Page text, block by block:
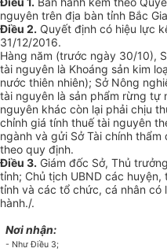
nguyên trên địa bàn tỉnh Bắc
Điều 2. Quyết định có hiệu lực
31/12/2016.
Hàng năm (trước ngày 30/10),
tài nguyên là Khoáng sản kim
nước thiên nhiên); Sở Nông
tài nguyên là sản phẩm rừng tự
nguyên khác còn lại phải chịu
chỉnh giá tính thuế tài nguyên
ngành và gửi Sở Tài chính thẩm
theo quy định.
Điều 3. Giám đốc Sở, Thủ
tỉnh; Chủ tịch UBND các
tỉnh và các tổ chức, cá nhân có
hành./.
Nơi nhận:
- Như Điều 3;